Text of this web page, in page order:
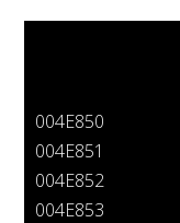
004E850
004E851
004E852
004E853